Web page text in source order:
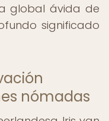
global ávida de
significado
nómadas